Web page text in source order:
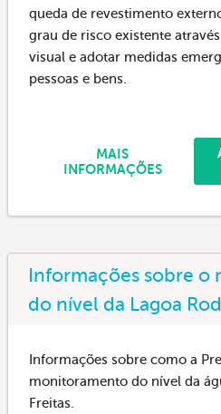
queda de revestimento
grau de risco existente
visual e adotar medidas
pessoas e bens.
MAIS
INFORMAÇÕES
Informações sobre
do nível da Lagoa
Informações sobre como a
monitoramento do nível da
Freitas.